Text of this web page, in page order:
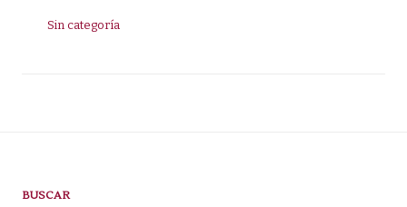
Sin categoría
BUSCAR